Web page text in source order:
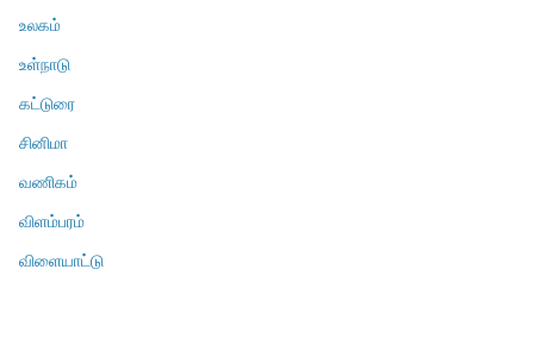
உலகம்
உள்நாடு
கட்டுரை
சினிமா
வணிகம்
விளம்பரம்
விளையாட்டு